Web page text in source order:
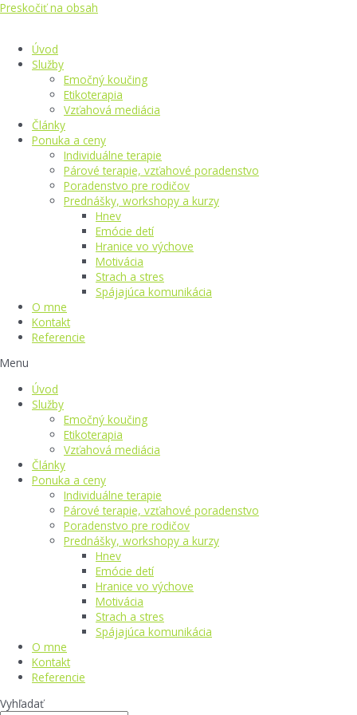
Preskočiť na obsah
Úvod
Služby
Emočný koučing
Etikoterapia
Vzťahová mediácia
Články
Ponuka a ceny
Individuálne terapie
Párové terapie, vzťahové poradenstvo
Poradenstvo pre rodičov
Prednášky, workshopy a kurzy
Hnev
Emócie detí
Hranice vo výchove
Motivácia
Strach a stres
Spájajúca komunikácia
O mne
Kontakt
Referencie
Menu
Úvod
Služby
Emočný koučing
Etikoterapia
Vzťahová mediácia
Články
Ponuka a ceny
Individuálne terapie
Párové terapie, vzťahové poradenstvo
Poradenstvo pre rodičov
Prednášky, workshopy a kurzy
Hnev
Emócie detí
Hranice vo výchove
Motivácia
Strach a stres
Spájajúca komunikácia
O mne
Kontakt
Referencie
Vyhľadať